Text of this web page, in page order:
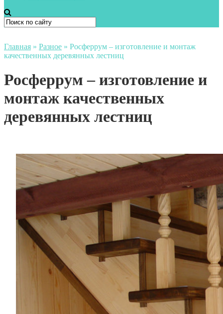
Главная » Разное » Росферрум – изготовление и монтаж
качественных деревянных лестниц
Росферрум – изготовление и
монтаж качественных
деревянных лестниц